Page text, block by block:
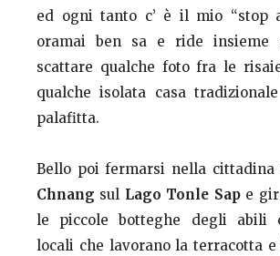
ed ogni tanto c’ è il mio “stop
oramai ben sa e ride insieme
scattare qualche foto fra le
qualche isolata casa
palafitta.
Bello poi fermarsi nella cittadina
Chnang sul Lago Tonle Sape
le piccole botteghe degli abili
locali che lavorano la terracotta